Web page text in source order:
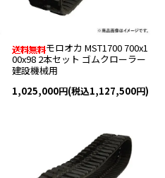
モロオカ MST1700 700x1
00x98 2本セット ゴムクローラー
建設機械用
1,025,000円(税込1,127,500円)